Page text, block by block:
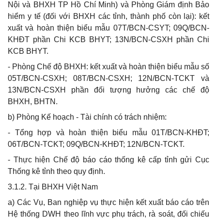
Nội và BHXH TP Hồ Chí Minh) và Phòng Giám định Bảo
hiểm y tế (đối với BHXH các tỉnh, thành phố còn lại): kết
xuất và hoàn thiện biểu mẫu 07T/BCN-CSYT; 09Q/BCN-
KHĐT phần Chi KCB BHYT; 13N/BCN-CSXH phần Chi
KCB BHYT.
- Phòng Chế độ BHXH: kết xuất và hoàn thiện biểu mẫu số
05T/BCN-CSXH; 08T/BCN-CSXH; 12N/BCN-TCKT và
13N/BCN-CSXH phần đối tượng hưởng các chế độ
BHXH, BHTN.
b) Phòng Kế hoạch - Tài chính có trách nhiệm:
- Tổng hợp và hoàn thiện biểu mẫu 01T/BCN-KHĐT;
06T/BCN-TCKT; 09Q/BCN-KHĐT; 12N/BCN-TCKT.
- Thực hiện Chế độ báo cáo thống kê cấp tỉnh gửi Cục
Thống kê tỉnh theo quy định.
3.1.2. Tại BHXH Việt Nam
a) Các Vụ, Ban nghiệp vụ thực hiện kết xuấtbáo cáo trên
Hệ thống DWH theo lĩnh vực phụ trách, rà soát, đối chiếu